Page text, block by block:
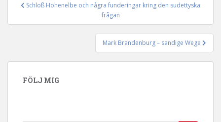
Inläggsnavigering
Schloß Hohenelbe och några funderingar kring den sudettyska
frågan
Mark Brandenburg – sandige Wege
FÖLJ MIG